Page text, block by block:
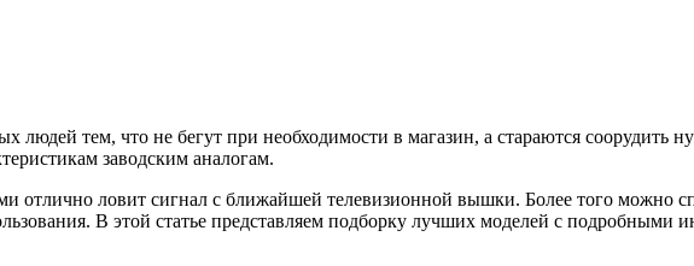
тем, что не бегут при необходимости в магазин, а стараются соорудить
заводским аналогам.
отлично ловит сигнал с ближайшей телевизионной вышки. Более того можно
В этой статье представляем подборку лучших моделей с подробными